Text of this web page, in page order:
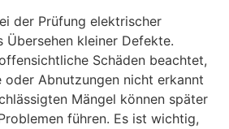
der Prüfung elektrischer
kleiner Defekte.
Schäden beachtet,
oder Abnutzungen nicht erkannt
Mängel können später
führen. Es ist wichtig,